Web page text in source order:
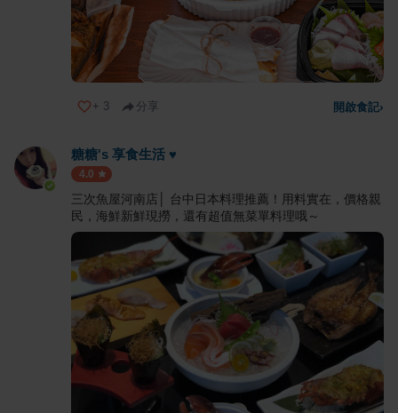
+ 3 分享 開啟食記›
糖糖's 享食生活 ♥
4.0
三次魚屋河南店│ 台中日本料理推薦！用料實在，價格親
民，海鮮新鮮現撈，還有超值無菜單料理哦～